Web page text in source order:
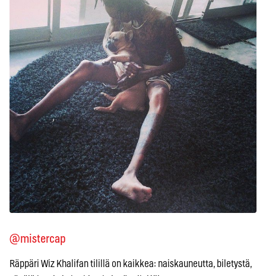
@mistercap
Räppäri Wiz Khalifan tilillä on kaikkea: naiskauneutta, biletystä,